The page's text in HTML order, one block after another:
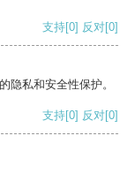
支持[0] 反对[0]
隐私和安全性保护。
支持[0] 反对[0]